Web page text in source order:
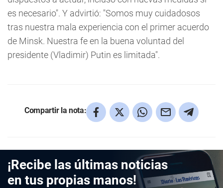
es necesario". Y advirtió: "Somos muy cuidadosos
tras nuestra mala experiencia con el primer acuerdo
de Minsk. Nuestra fe en la buena voluntad del
presidente (Vladimir) Putin es limitada".
Compartir la nota:
¡Recibe las últimas noticias
en tus propias manos!